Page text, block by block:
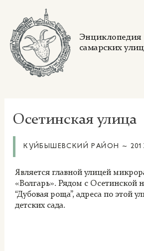
content
Энциклопедия
самарских улиц
Осетинская улица
КУЙБЫШЕВСКИЙ РАЙОН ~
Является главной улицей
«Волгарь». Рядом с Осетинской
“Дубовая роща”, адреса по этой
детских сада.